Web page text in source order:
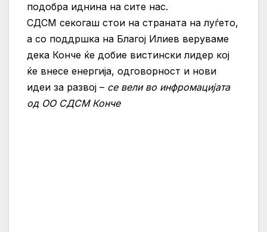
подобра иднина на сите нас.
СДСМ секогаш стои на страната на луѓето,
а со поддршка на Благој Илиев веруваме
дека Конче ќе добие вистински лидер кој
ќе внесе енергија, одговорност и нови
идеи за развој – се вели во инфромацијата
од ОО СДСМ Конче